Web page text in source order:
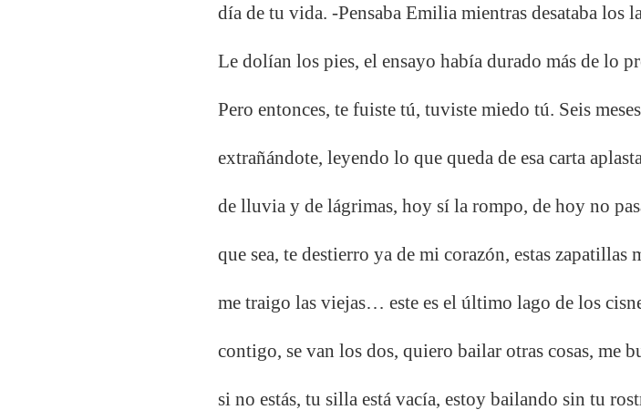
día de tu vida. -PensabaEmilia mientras desataba los
Le dolían los pies, el ensayo había durado más de lo
Pero entonces, te fuiste tú, tuviste miedo tú. Seis
extrañándote, leyendo lo que queda de esa carta
de lluvia y de lágrimas, hoy sí la rompo, de hoy no
que sea, te destierro ya de mi corazón, estas zapatillas
me traigo las viejas… este es el último lago de los
contigo, se van los dos, quiero bailar otras cosas, me
si no estás, tu silla está vacía, estoy bailando sin tu